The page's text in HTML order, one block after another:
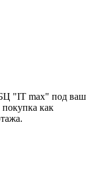
"IT max" под ваш
как